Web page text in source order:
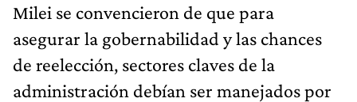
Milei se convencieron de que para
asegurar la gobernabilidad y las chances
de reelección, sectores claves de la
administración debían ser manejados por